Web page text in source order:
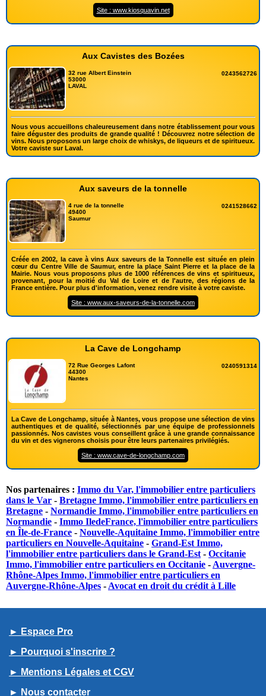
Site : www.kiosquavin.net
Aux Cavistes des Bozées
32 rue Albert Einstein
53000
LAVAL
0243562726
Nous vous accueillons chaleureusement dans notre établissement pour vous
faire déguster des produits de grande qualité ! Découvrez notre sélection de
vins. Nous proposons un large choix de whiskys, de liqueurs et de spiritueux.
Votre caviste sur Laval.
Aux saveurs de la tonnelle
4 rue de la tonnelle
49400
Saumur
0241528662
Créée en 2002, la cave à vins Aux saveurs de la Tonnelle est située en plein
cœur du Centre Ville de Saumur, entre la place Saint Pierre et la place de la
Mairie. Nous vous proposons plus de 1000 références de vins et spiritueux,
provenant, pour la moitié du Val de Loire et de l'autre, des régions de la
France entière. Pour plus d'information, venez rendre visite à votre caviste.
Site : www.aux-saveurs-de-la-tonnelle.com
La Cave de Longchamp
72 Rue Georges Lafont
44300
Nantes
0240591314
La Cave de Longchamp, située à Nantes, vous propose une sélection de vins
authentiques et de qualité, sélectionnés par une équipe de professionnels
passionnés. Nos cavistes vous conseillent grâce à une grande connaissance
du vin et des vignerons choisis pour être leurs partenaires privilégiés.
Site : www.cave-de-longchamp.com
Nos partenaires : Immo du Var, l'immobilier entre particuliers
dans le Var - Bretagne Immo, l'immobilier entre particuliers en
Bretagne - Normandie Immo, l'immobilier entre particuliers en
Normandie - Immo IledeFrance, l'immobilier entre particuliers
en Île-de-France - Nouvelle-Aquitaine Immo, l'immobilier entre
particuliers en Nouvelle-Aquitaine - Grand-Est Immo,
l'immobilier entre particuliers dans le Grand-Est - Occitanie
Immo, l'immobilier entre particuliers en Occitanie - Auvergne-
Rhône-Alpes Immo, l'immobilier entre particuliers en
Auvergne-Rhône-Alpes - Avocat en droit du crédit à Lille
► Espace Pro
► Pourquoi s'inscrire ?
► Mentions Légales et CGV
► Nous contacter